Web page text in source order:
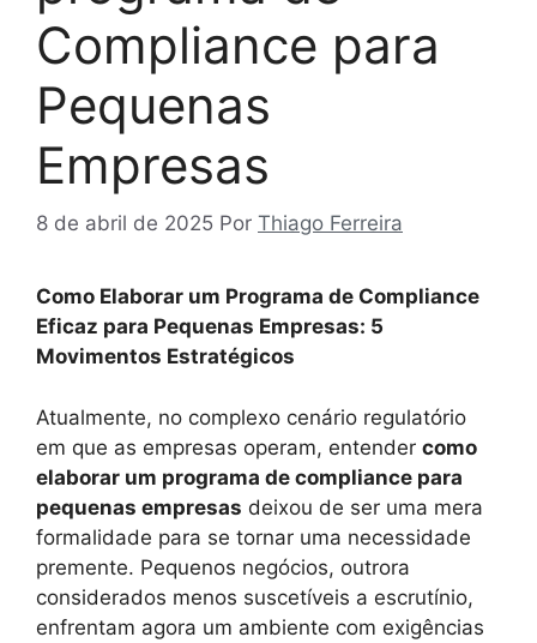
Compliance para
Pequenas
Empresas
8 de abril de 2025 Por Thiago Ferreira
Como Elaborar um Programa de Compliance
Eficaz para Pequenas Empresas: 5
Movimentos Estratégicos
Atualmente, no complexo cenário regulatório
em que as empresas operam, entender como
elaborar um programa de compliance para
pequenas empresas deixou de ser uma mera
formalidade para se tornar uma necessidade
premente. Pequenos negócios, outrora
considerados menos suscetíveis a escrutínio,
enfrentam agora um ambiente com exigências